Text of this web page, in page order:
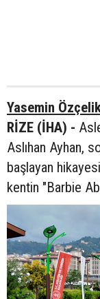
Yasemin
RİZE (İHA) -
Aslıhan Ayhan,
başlayan
kentin "Barbie